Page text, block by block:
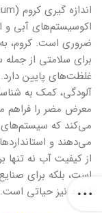
اکوسیستم‌های آبی و
ضروری است. کروم،
برای سلامتی از
غلظت‌های پایین
آلودگی، کمک به
معرض مضر را فراهم
می‌کند که
می‌دهند و
از کیفیت آب نه
است، بلکه برای
تولید نیز حیاتی است.